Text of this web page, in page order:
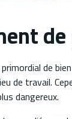
de
de travail.
dangereux.